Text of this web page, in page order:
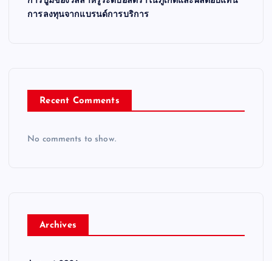
การลงทุนจากแบรนด์การบริการ
Recent Comments
No comments to show.
Archives